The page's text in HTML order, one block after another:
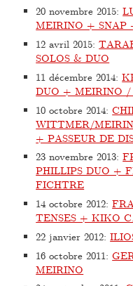
20 novembre 2015:
MEIRINO + SNAP
12 avril 2015:
SOLOS & DUO
11 décembre 2014:
DUO + MEIRINO
10 octobre 2014:
WITTMER/
+ PASSEUR DE
23 novembre 2013:
PHILLIPS DUO +
FICHTRE
14 octobre 2012:
TENSES + KIKO
22 janvier 2012:
16 octobre 2011:
MEIRINO